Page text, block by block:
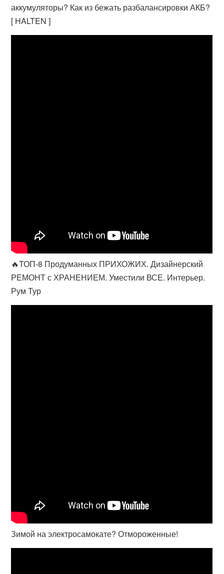
аккумуляторы? Как из бежать разбалансировки АКБ?
[ HALTEN ]
🔥ТОП-8 Продуманных ПРИХОЖИХ. Дизайнерский
РЕМОНТ с ХРАНЕНИЕМ. Уместили ВСЕ. Интерьер.
Рум Тур
Зимой на электросамокате? Отмороженные!